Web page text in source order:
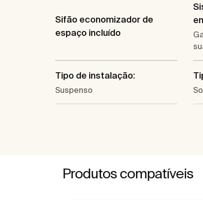
Sifão economizador de
espaço incluído
Tipo de instalação:
Suspenso
Produtos compatíveis